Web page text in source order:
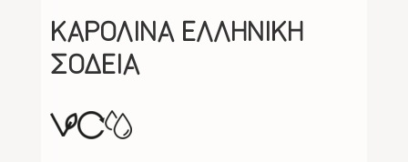
ΚΑΡΟΛΙΝΑ ΕΛΛΗΝΙΚΗ
ΣΟΔΕΙΑ